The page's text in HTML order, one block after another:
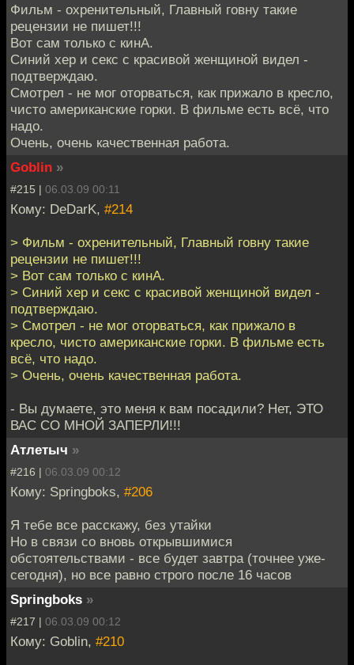
Фильм - охренительный, Главный говну такие
рецензии не пишет!!!
Вот сам только с кинА.
Синий хер и секс с красивой женщиной видел -
подтверждаю.
Смотрел - не мог оторваться, как прижало в кресло,
чисто американские горки. В фильме есть всё, что
надо.
Очень, очень качественная работа.
Goblin »
#215 | 06.03.09 00:11
Кому: DeDarK, #214
> Фильм - охренительный, Главный говну такие
рецензии не пишет!!!
> Вот сам только с кинА.
> Синий хер и секс с красивой женщиной видел -
подтверждаю.
> Смотрел - не мог оторваться, как прижало в
кресло, чисто американские горки. В фильме есть
всё, что надо.
> Очень, очень качественная работа.
- Вы думаете, это меня к вам посадили? Нет, ЭТО
ВАС СО МНОЙ ЗАПЕРЛИ!!!
Атлетыч »
#216 | 06.03.09 00:12
Кому: Springboks, #206
Я тебе все расскажу, без утайки
Но в связи со вновь открывшимися
обстоятельствами - все будет завтра (точнее уже-
сегодня), но все равно строго после 16 часов
Springboks »
#217 | 06.03.09 00:12
Кому: Goblin, #210